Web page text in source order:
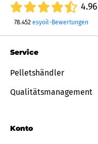
4.96
78.452 esyoil-Bewertungen
Service
Pelletshändler
Qualitätsmanagement
Konto